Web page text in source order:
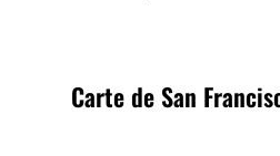
Carte de San